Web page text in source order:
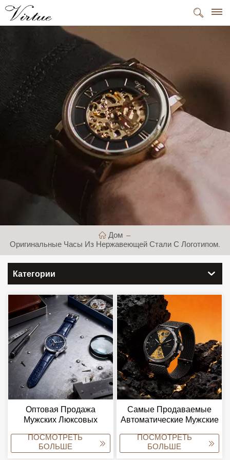
Дом
Оригинальные Часы Из Нержавеющей Стали С Логотипом.
Категории
Оптовая Продажа
Мужских Люксовых
Автоматическим
Циферблатом И
ПОСМОТРЕТЬ
БОЛЬШЕ
Самые Продаваемые
Автоматические Мужские
Люкс Из Нержавеющей
Стали С
ПОСМОТРЕТЬ
БОЛЬШЕ